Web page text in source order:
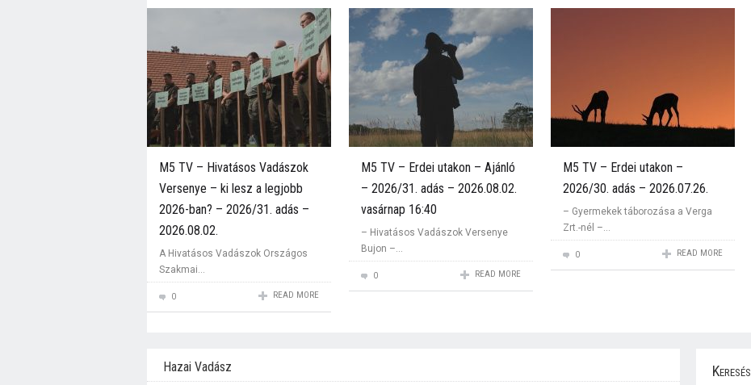
M5 TV – Hivatásos Vadászok
Versenye – ki lesz a legjobb
2026-ban? – 2026/31. adás –
2026.08.02.
A Hivatásos Vadászok Országos
Szakmai...
0 READ MORE
M5 TV – Erdei utakon – Ajánló
– 2026/31. adás – 2026.08.02.
vasárnap 16:40
– Hivatásos Vadászok Versenye
Bujon –...
0 READ MORE
M5 TV – Erdei utakon –
2026/30. adás – 2026.07.26.
– Gyermekek táborozása a Verga
Zrt.-nél –...
0 READ MORE
Hazai Vadász Keresés